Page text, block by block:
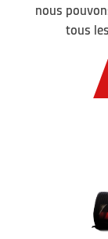
nous
tous